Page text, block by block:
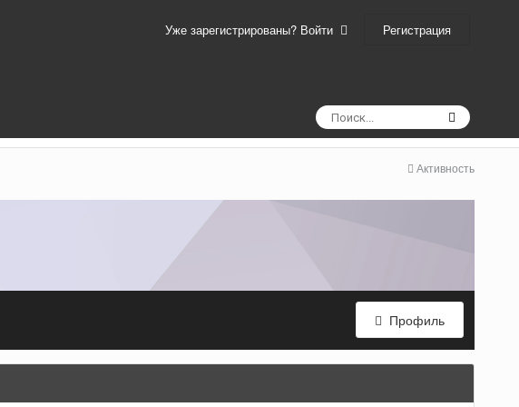
Уже зарегистрированы? Войти Регистрация
Активность
Профиль